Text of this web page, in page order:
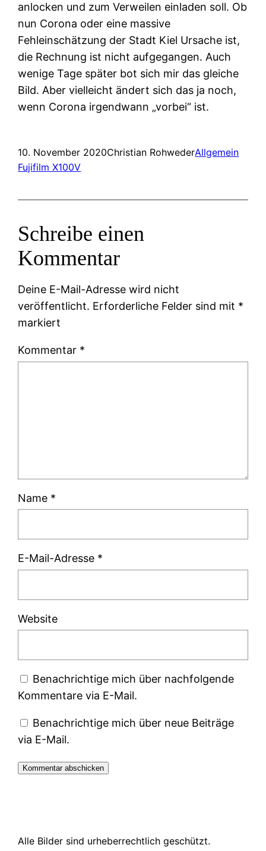
anlocken und zum Verweilen einladen soll. Ob
nun Corona oder eine massive
Fehleinschätzung der Stadt Kiel Ursache ist,
die Rechnung ist nicht aufgegangen. Auch
wenige Tage später bot sich mir das gleiche
Bild. Aber vielleicht ändert sich das ja noch,
wenn Corona irgendwann „vorbei“ ist.
10. November 2020Christian RohwederAllgemein
Fujifilm X100V
Schreibe einen
Kommentar
Deine E-Mail-Adresse wird nicht
veröffentlicht. Erforderliche Felder sind mit *
markiert
Kommentar *
Name *
E-Mail-Adresse *
Website
Benachrichtige mich über nachfolgende
Kommentare via E-Mail.
Benachrichtige mich über neue Beiträge
via E-Mail.
Alle Bilder sind urheberrechtlich geschützt.